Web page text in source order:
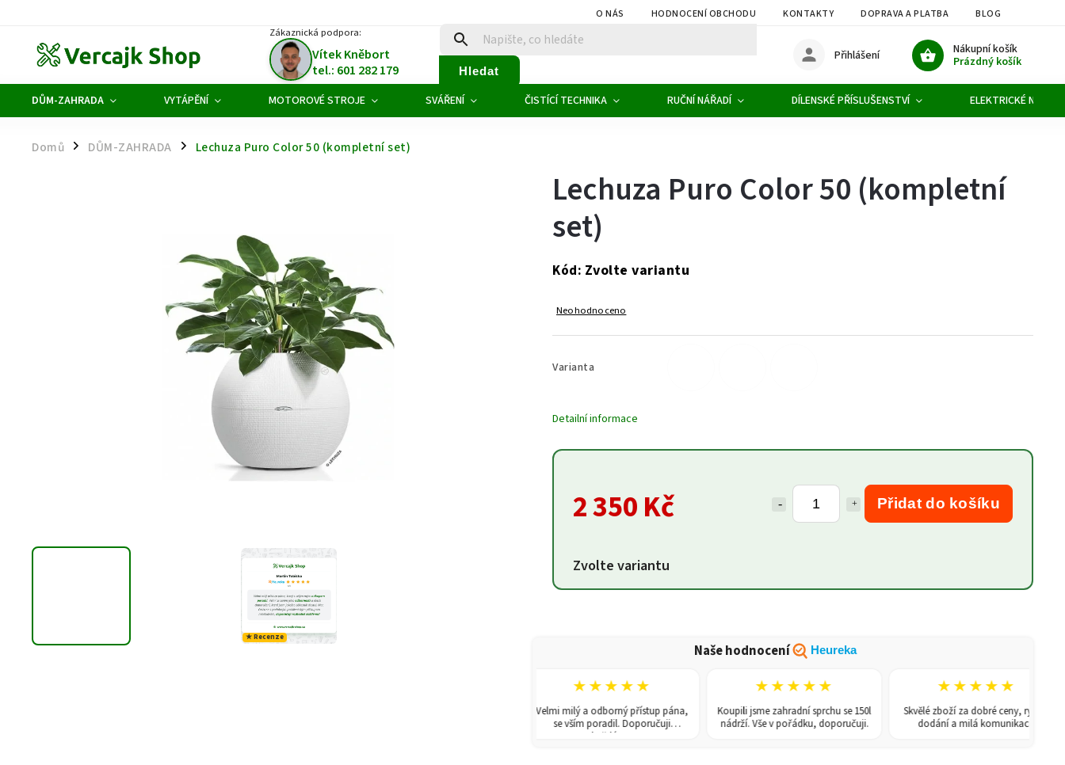
O NÁS HODNOCENÍ OBCHODU KONTAKTY DOPRAVA A PLATBA BLOG
Zákaznická podpora:
Vítek Kněbort
tel.: 601 282 179
Hledat
Nákupní košík
Prázdný košík
Přihlášení
DŮM-ZAHRADA VYTÁPĚNÍ MOTOROVÉ STROJE SVÁŘENÍ ČISTÍCÍ TECHNIKA RUČNÍ NÁŘADÍ DÍLENSKÉ PŘÍSLUŠENSTVÍ ELEKTRICKÉ NÁŘADÍ
Domů / DŮM-ZAHRADA / Lechuza Puro Color 50 (kompletní set)
★ Recenze
2 350 Kč Přidat do košíku
Zvolte variantu
Lechuza Puro Color 50 (kompletní
set)
Kód: Zvolte variantu
Neohodnoceno
Varianta
Detailní informace
Naše hodnocení Heureka
★★★★★
Velmi milý a odborný přístup pána,
se vším poradil. Doporučuji
každému!
★★★★★
Koupili jsme zahradní sprchu se 150l
nádrží. Vše v pořádku, doporučuji.
★★★★★
Skvělé zboží za dobré ceny, rychlé
dodání a milá komunikace.